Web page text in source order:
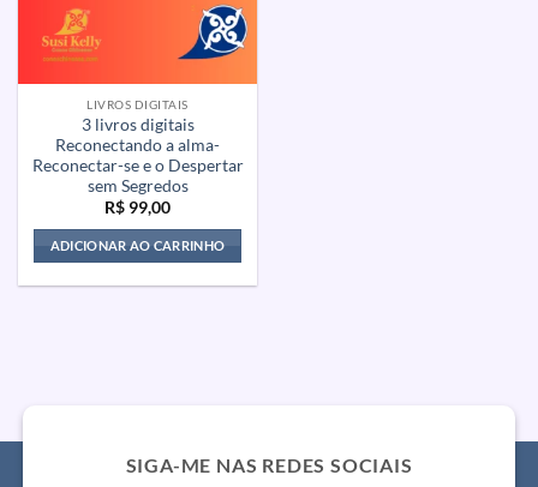
LIVROS DIGITAIS
3 livros digitais
Reconectando a alma-
Reconectar-se e o Despertar
sem Segredos
R$ 99,00
ADICIONAR AO CARRINHO
SIGA-ME NAS REDES SOCIAIS